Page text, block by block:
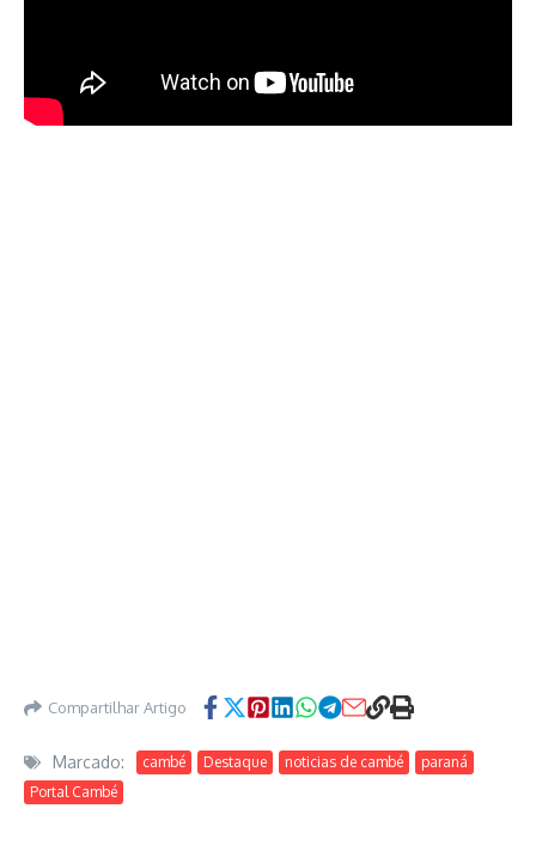
Compartilhar Artigo
Marcado: cambé Destaque noticias de cambé
paraná
Portal Cambé